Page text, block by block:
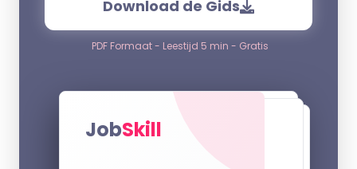
Download de Gids
PDF Formaat - Leestijd 5 min - Gratis
JobSkill